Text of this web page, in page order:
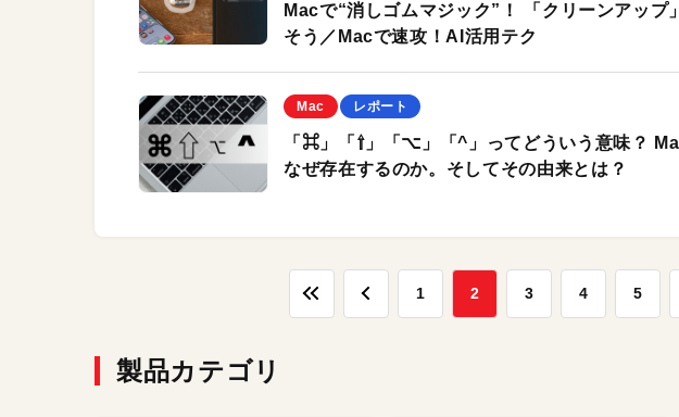
Macで“消しゴムマジック”！ 「クリーンアップ
そう／Macで速攻！AI活用テク
Mac レポート
「⌘」「⇧」「⌥」「^」ってどういう意味？
なぜ存在するのか。そしてその由来とは？
1 2 3 4 5
製品カテゴリ